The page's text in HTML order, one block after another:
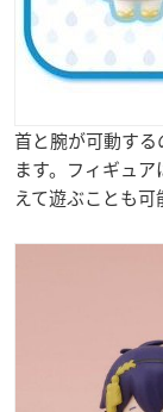
首と腕が可動する
ます。フィギュ
えて遊ぶことも可